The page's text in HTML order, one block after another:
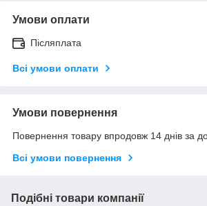
Умови оплати
Післяплата
Всі умови оплати
Умови повернення
Повернення товару впродовж 14 днів за
Всі умови повернення
Подібні товари компанії